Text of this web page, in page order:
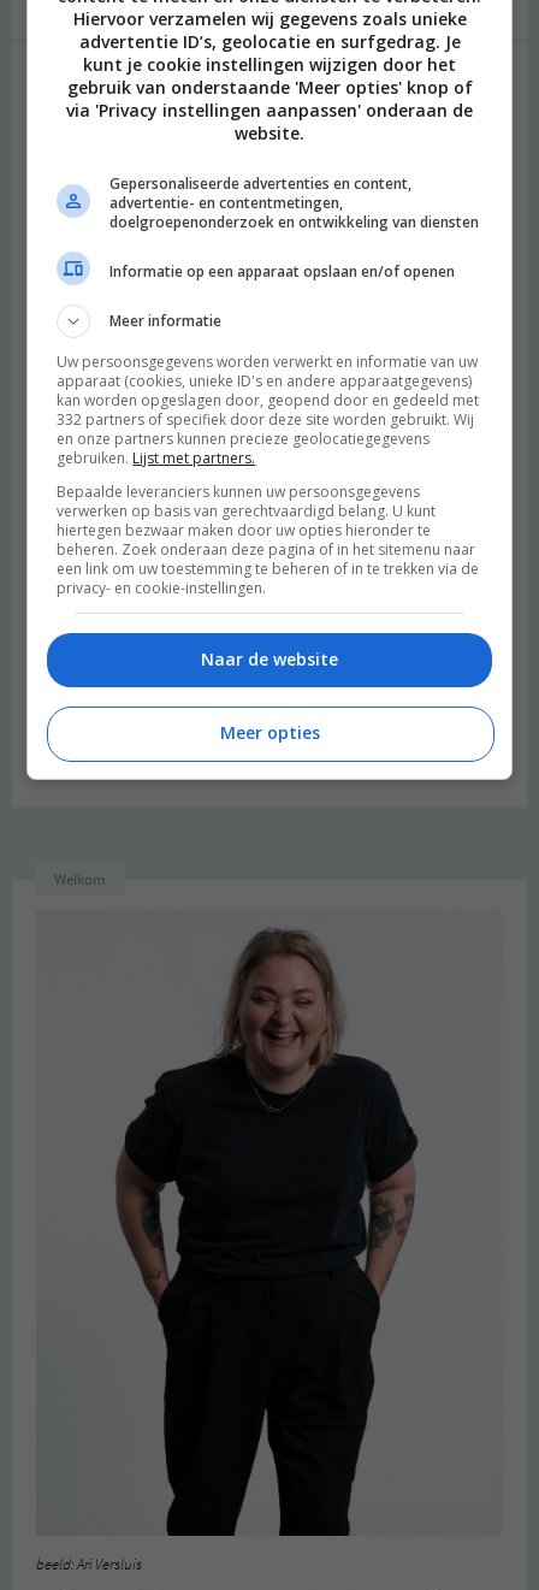
Geef een reactie
Je e-mailadres wordt niet gepubliceerd.
gemarkeerd met
Reactie
Naam*
E-mail *
Mijn naam, e-mail en site opslaan in deze browser voor de
volgende keer wanneer ik een reactie plaats.
Welkom
beeld: Ari Versluis
Hiervoor verzamelen wij gegevens zoals unieke
advertentie ID’s, geolocatie en surfgedrag. Je
kunt je cookie instellingen wijzigen door het
gebruik van onderstaande 'Meer opties' knop of
via 'Privacy instellingen aanpassen' onderaan de
website.
Gepersonaliseerde advertenties en content,
advertentie- en contentmetingen,
doelgroepenonderzoek en ontwikkeling van diensten
Informatie op een apparaat opslaan en/of openen
Meer informatie
Uw persoonsgegevens worden verwerkt en informatie van uw
apparaat (cookies, unieke ID's en andere apparaatgegevens)
kan worden opgeslagen door, geopend door en gedeeld met
332 partners of specifiek door deze site worden gebruikt. Wij
en onze partners kunnen precieze geolocatiegegevens
gebruiken. Lijst met partners.
Bepaalde leveranciers kunnen uw persoonsgegevens
verwerken op basis van gerechtvaardigd belang. U kunt
hiertegen bezwaar maken door uw opties hieronder te
beheren. Zoek onderaan deze pagina of in het sitemenu naar
een link om uw toestemming te beheren of in te trekken via de
privacy- en cookie-instellingen.
Naar de website
Meer opties